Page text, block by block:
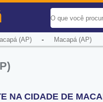
(AP)- Macapá (AP)
NA CIDADE DE